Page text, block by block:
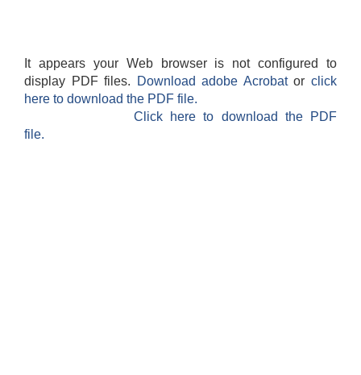
It appears your Web browser is not configured to
display PDF files.
Download adobe Acrobatorclick
here to download the PDF file.
Click here to download the PDF
file.